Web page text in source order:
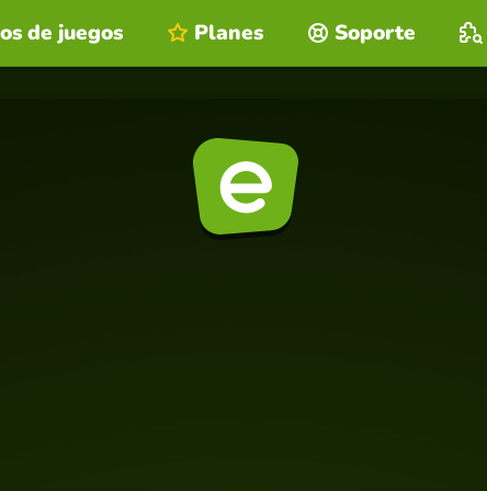
de juegos Planes Soporte